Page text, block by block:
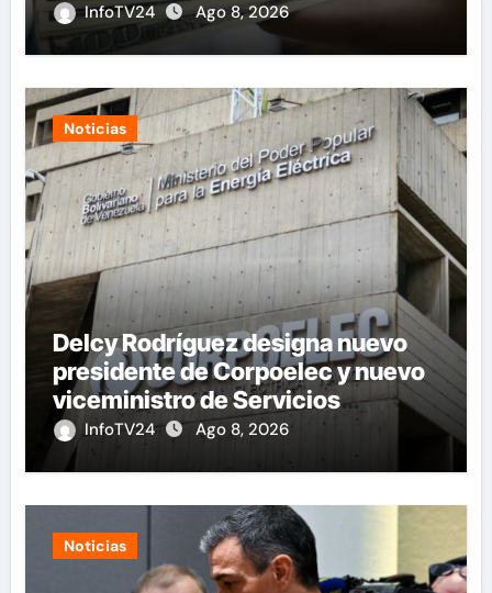
InfoTV24 Ago 8, 2026
Noticias
Delcy Rodríguez designa nuevo
presidente de Corpoelec y nuevo
viceministro de Servicios
Eléctricos
InfoTV24 Ago 8, 2026
Noticias